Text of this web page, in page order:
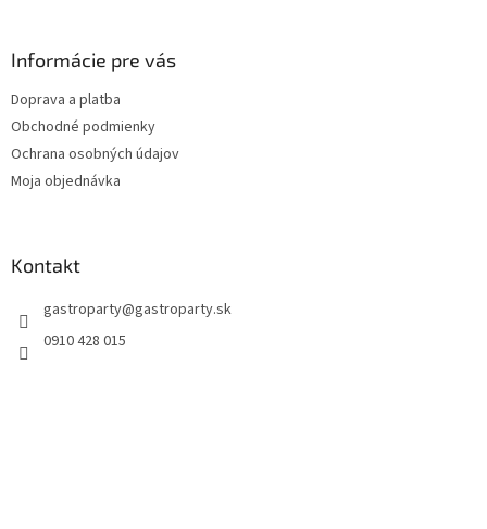
Informácie pre vás
Doprava a platba
Obchodné podmienky
Ochrana osobných údajov
Moja objednávka
Kontakt
gastroparty@gastroparty.sk
0910 428 015